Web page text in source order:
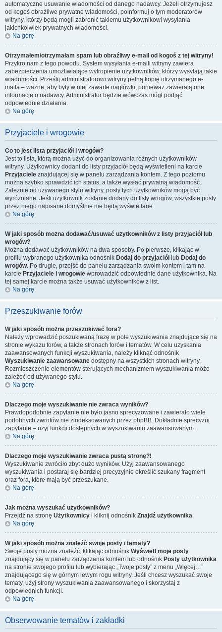
automatyczne usuwanie wiadomości od danego nadawcy. Jeżeli otrzymujesz
od kogoś obraźliwe prywatne wiadomości, poinformuj o tym moderatorów
witryny, którzy będą mogli zabronić takiemu użytkownikowi wysyłania
jakichkolwiek prywatnych wiadomości.
Na górę
Otrzymałem/otrzymałam spam lub obraźliwy e-mail od kogoś z tej witryny!
Przykro nam z tego powodu. System wysyłania e-maili witryny zawiera
zabezpieczenia umożliwiające wytropienie użytkowników, którzy wysyłają takie
wiadomości. Prześlij administratorowi witryny pełną kopię otrzymanego e-
maila – ważne, aby były w niej zawarte nagłówki, ponieważ zawierają one
informacje o nadawcy. Administrator będzie wówczas mógł podjąć
odpowiednie działania.
Na górę
Przyjaciele i wrogowie
Co to jest lista przyjaciół i wrogów?
Jest to lista, którą można użyć do organizowania różnych użytkowników
witryny. Użytkownicy dodani do listy przyjaciół będą wyświetleni na karcie
Przyjaciele znajdującej się w panelu zarządzania kontem. Z tego poziomu
można szybko sprawdzić ich status, a także wysłać prywatną wiadomość.
Zależnie od używanego stylu witryny, posty tych użytkowników mogą być
wyróżniane. Jeśli użytkownik zostanie dodany do listy wrogów, wszystkie posty
przez niego napisane domyślnie nie będą wyświetlane.
Na górę
W jaki sposób można dodawać/usuwać użytkowników z listy przyjaciół lub
wrogów?
Można dodawać użytkowników na dwa sposoby. Po pierwsze, klikając w
profilu wybranego użytkownika odnośnik Dodaj do przyjaciółlub Dodaj do
wrogów. Po drugie, przejść do panelu zarządzania swoim kontem i tam na
karcie Przyjaciele i wrogowie wprowadzić odpowiednie dane użytkownika. Na
tej samej karcie można także usuwać użytkowników z list.
Na górę
Przeszukiwanie forów
W jaki sposób można przeszukiwać fora?
Należy wprowadzić poszukiwaną frazę w pole wyszukiwania znajdujące się na
stronie wykazu forów, a także stronach forów i tematów. W celu uzyskania
zaawansowanych funkcji wyszukiwania, należy kliknąć odnośnik
Wyszukiwanie zaawansowane dostępny na wszystkich stronach witryny.
Rozmieszczenie elementów sterujących mechanizmem wyszukiwania może
zależeć od używanego stylu.
Na górę
Dlaczego moje wyszukiwanie nie zwraca wyników?
Prawdopodobnie zapytanie nie było jasno sprecyzowane i zawierało wiele
podobnych zwrotów nie zindeksowanych przez phpBB. Dokładnie sprecyzuj
zapytanie – użyj funkcji dostępnych w wyszukiwaniu zaawansowanym.
Na górę
Dlaczego moje wyszukiwanie zwraca pustą stronę?!
Wyszukiwanie zwróciło zbyt dużo wyników. Użyj zaawansowanego
wyszukiwania i postaraj się bardziej precyzyjnie określić szukany fragment
oraz fora, które mają być przeszukane.
Na górę
Jak można wyszukać użytkowników?
Przejdź na stronę Użytkownicy i kliknij odnośnik Znajdź użytkownika.
Na górę
W jaki sposób można znaleźć swoje posty i tematy?
Swoje posty można znaleźć, klikając odnośnik Wyświetl moje posty
znajdujący się w panelu zarządzania kontem lub odnośnik Posty użytkownika
na stronie swojego profilu lub wybierając „Twoje posty” z menu „Więcej…”
znajdującego się w górnym lewym rogu witryny. Jeśli chcesz wyszukać swoje
tematy, użyj strony wyszukiwania zaawansowanego i skorzystaj z
odpowiednich funkcji.
Na górę
Obserwowanie tematów i zakładki